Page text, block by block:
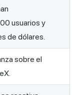
usuarios y
de dólares.
sobre el